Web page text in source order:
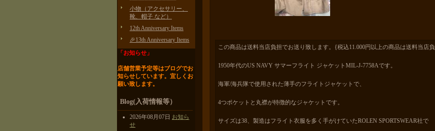
小物（アクセサリー、
靴、帽子 など）
12th Anniversary Items
🎉13th Anniversary Items
「お知らせ」
店舗営業予定等はブログでお
知らせしています。 宜しくお
願い致します。
Blog(入荷情報等）
2026年08月07日 お知ら
せ
この商品は送料当店負担でお送り致します。{税込11.000円以上の商品は送料当店
1950年代のUS NAVY サマーフライト ジャケットMIL-J-7758Aです。
海軍/海兵隊で使用された薄手のフライトジャケットで、
4つポケットと丸襟が特徴的なジャケットです。
サイズは38、製造はフライト衣服を多く手がけていたROLEN SPORTSWEAR社で